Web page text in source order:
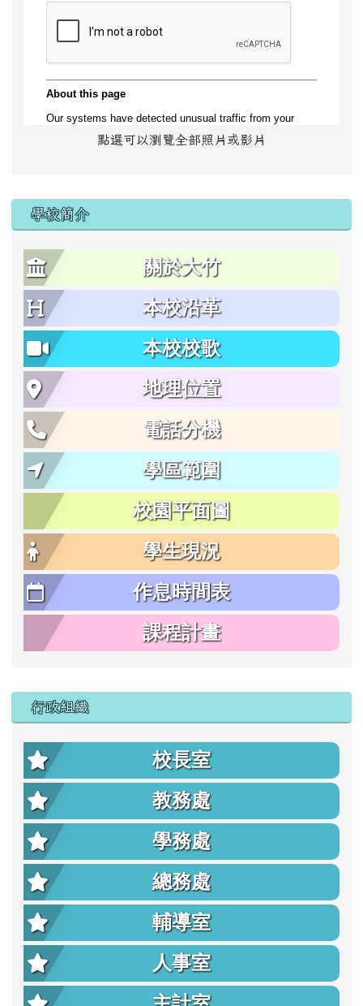
點選可以瀏覽全部照片或影片
學校簡介
關於大竹
本校沿革
本校校歌
地理位置
電話分機
學區範圍
校園平面圖
學生現況
作息時間表
課程計畫
行政組織
校長室
教務處
學務處
總務處
輔導室
人事室